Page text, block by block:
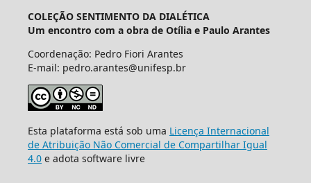
COLEÇÃO SENTIMENTO DA DIALÉTICA
Um encontro com a obra de Otília e Paulo Arantes
Coordenação: Pedro Fiori Arantes
E-mail: pedro.arantes@unifesp.br
Esta plataforma está sob uma Licença Internacional
de Atribuição Não Comercial de Compartilhar Igual
4.0 e adota software livre